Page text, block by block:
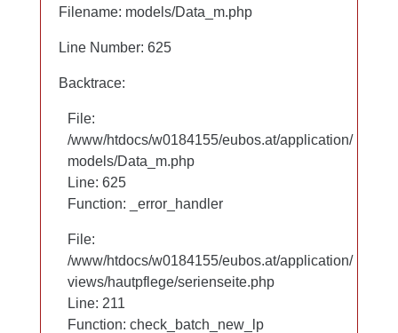
Filename: models/Data_m.php
Line Number: 625
Backtrace:
File:
/www/htdocs/w0184155/eubos.at/application/
models/Data_m.php
Line: 625
Function: _error_handler
File:
/www/htdocs/w0184155/eubos.at/application/
views/hautpflege/serienseite.php
Line: 97
Function: check_batch_new_lp
Filename: models/Data_m.php
Line Number: 625
Backtrace:
File:
/www/htdocs/w0184155/eubos.at/application/
models/Data_m.php
Line: 625
Function: _error_handler
File:
/www/htdocs/w0184155/eubos.at/application/
views/hautpflege/serienseite.php
Line: 211
Function: check_batch_new_lp